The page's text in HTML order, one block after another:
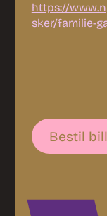
https://
sker/familie-
Bestil